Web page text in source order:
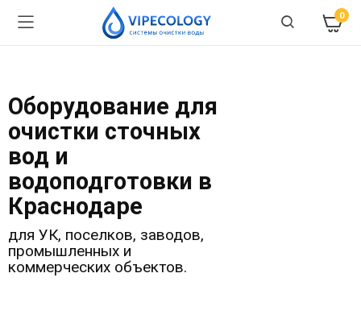
0
Оборудование для
очистки сточных
вод и
водоподготовки в
Краснодаре
для УК, поселков, заводов,
промышленных и
коммерческих объектов.